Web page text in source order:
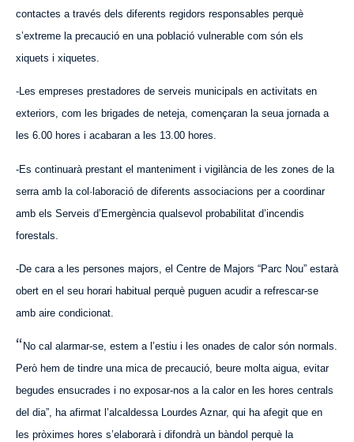
contactes a través dels diferents regidors responsables perquè
s’extreme la precaució en una població vulnerable com són els
xiquets i xiquetes.
-Les empreses prestadores de serveis municipals en activitats en
exteriors, com les brigades de neteja, començaran la seua jornada a
les 6.00 hores i acabaran a les 13.00 hores.
-Es continuarà prestant el manteniment i vigilància de les zones de la
serra amb la col·laboració de diferents associacions per a coordinar
amb els Serveis d’Emergència qualsevol probabilitat d’incendis
forestals.
-De cara a les persones majors, el Centre de Majors “Parc Nou” estarà
obert en el seu horari habitual perquè puguen acudir a refrescar-se
amb aire condicionat.
“ No cal alarmar-se, estem a l’estiu i les onades de calor són normals.
Però hem de tindre una mica de precaució, beure molta aigua, evitar
begudes ensucrades i no exposar-nos a la calor en les hores centrals
del dia”, ha afirmat l’alcaldessa Lourdes Aznar, qui ha afegit que en
les pròximes hores s’elaborarà i difondrà un bàndol perquè la